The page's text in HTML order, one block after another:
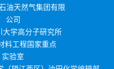
油天然气集团有限
司
大学高分子研究所
程国家重点
室